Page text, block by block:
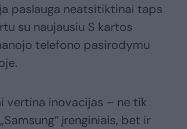
paslauga neatsitiktinai taps
su naujausiu S kartos
telefono pasirodymu
vertina inovacijas – ne tik
įrenginiais, bet ir